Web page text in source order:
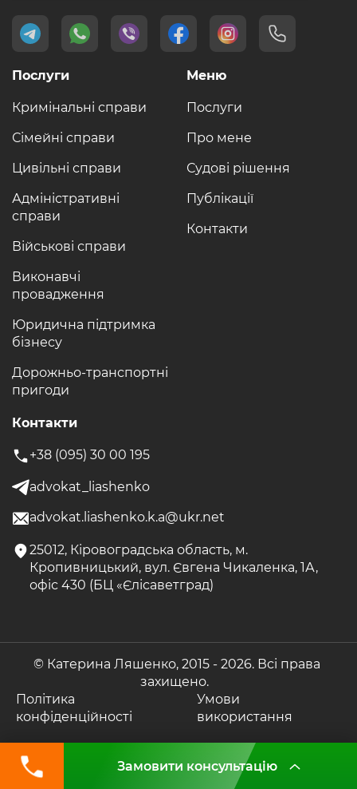
Меню
Послуги
Про мене
Судові рішення
Публікації
Контакти
Послуги
Кримінальні справи
Сімейні справи
Цивільні справи
Адміністративні
справи
Військові справи
Виконавчі
провадження
Юридична підтримка
бізнесу
Дорожньо-транспортні
пригоди
Контакти
+38 (095) 30 00 195
advokat_liashenko
advokat.liashenko.k.a@ukr.net
25012, Кіровоградська область, м.
Кропивницький, вул. Євгена Чикаленка, 1А,
офіс 430 (БЦ «Єлісаветград)
© Катерина Ляшенко, 2015 - 2026. Всі права
захищено.
Політика
конфіденційності
Умови
використання
Замовити консультацію